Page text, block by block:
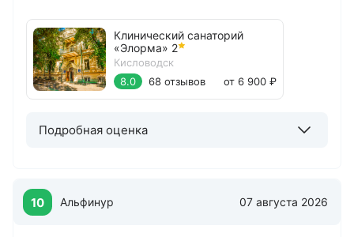
Клинический санаторий
«Элорма» 2
Кисловодск
8.0
68 отзывов от 6 900 ₽
Подробная оценка
10 Альфинур 07 августа 2026